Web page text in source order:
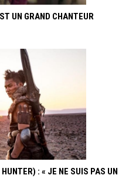
UN GRAND CHANTEUR
: « JE NE SUIS PAS UN